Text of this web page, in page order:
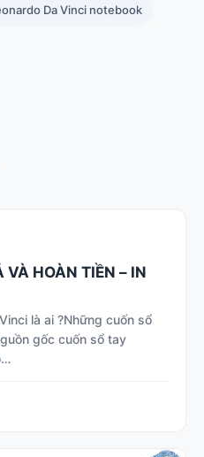
Da Vinci notebook
HOÀN TIỀN – IN
là ai ?Những cuốn sổ
gốc cuốn sổ tay